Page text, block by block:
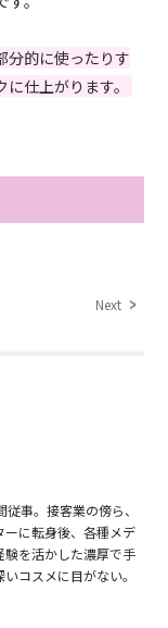
分的に使ったりす
仕上がります。
Next
事。接客業の傍ら、
に転身後、各種メデ
験を活かした濃厚で手
コスメに目がない。